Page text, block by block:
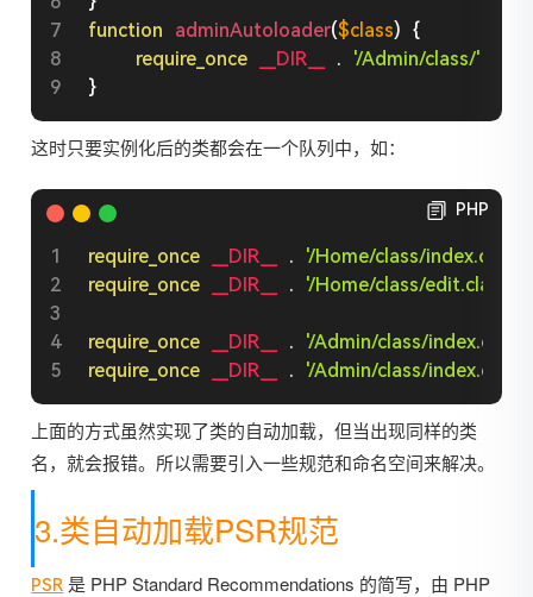
function
adminAutoloader($class) {
require_once
__DIR__ . '/Admin/class/'
}
这时只要实例化后的类都会在一个队列中，如：
PHP
require_once __DIR__ .
'/Home/class/
require_once
__DIR__ . '/Home/class/
require_once __DIR__ .
'/Admin/class/
require_once
__DIR__ . '/Admin/class/
上面的方式虽然实现了类的自动加载，但当出现同样的类
名，就会报错。所以需要引入一些规范和命名空间来解决。
3.类自动加载PSR规范
PSR 是 PHP Standard Recommendations 的简写，由 PHP